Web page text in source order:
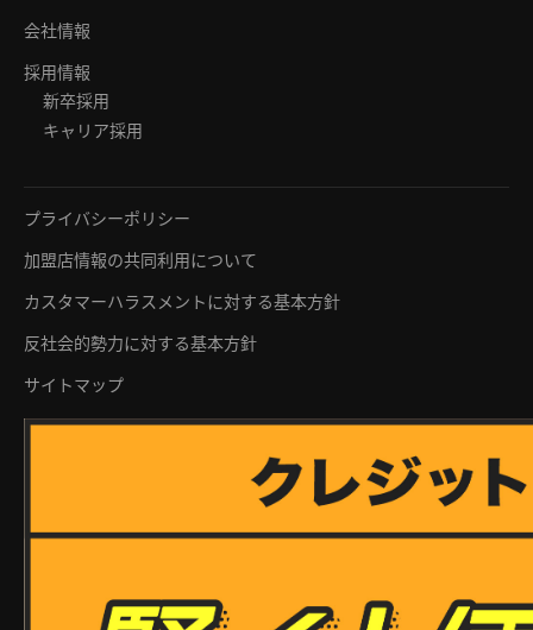
会社情報
採用情報
新卒採用
キャリア採用
プライバシーポリシー
加盟店情報の共同利用について
カスタマーハラスメントに対する基本方針
反社会的勢力に対する基本方針
サイトマップ